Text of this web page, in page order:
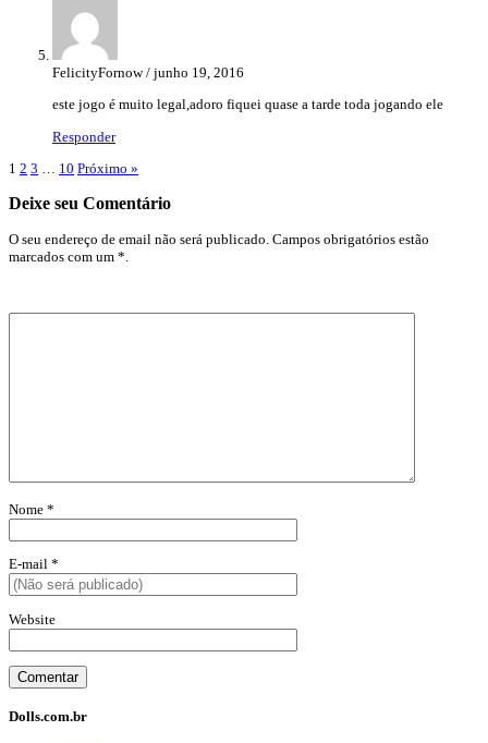
FelicityFornow / junho 19, 2016
este jogo é muito legal,adoro fiquei quase a tarde toda jogando ele
Responder
1 2 3 10 Próximo »
Deixe seu Comentário
O seu endereço de email não será publicado. Campos obrigatórios estão
marcados com um *.
Nome *
E-mail *
Website
Dolls.com.br